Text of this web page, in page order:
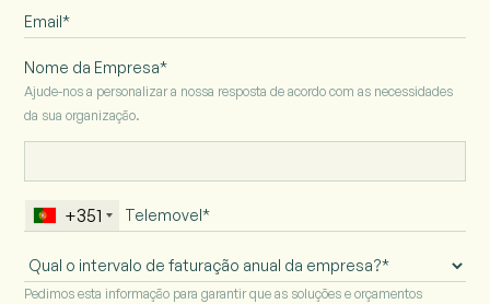
Nome da Empresa*
Ajude-nos a personalizar a nossa resposta de acordo com as necessidades
da sua organização.
+351
Intervalo
de
Pedimos esta informação para garantir que as soluções e orçamentos